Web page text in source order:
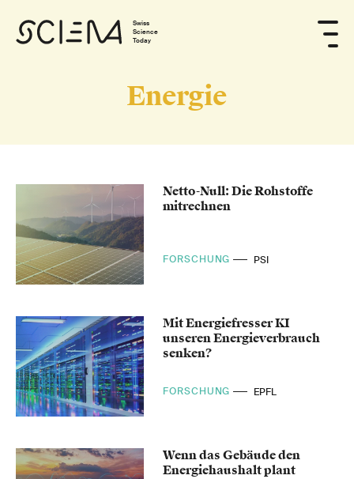
Swiss
Science
Today
Energie
Netto-Null: Die Rohstoffe
mitrechnen
FORSCHUNG PSI
Mit Energiefresser KI
unseren Energieverbrauch
senken?
FORSCHUNG EPFL
Wenn das Gebäude den
Energiehaushalt plant